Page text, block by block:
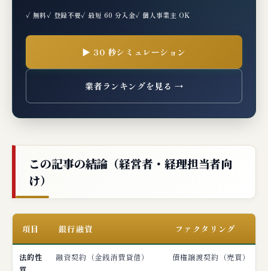
③ 担保・保証人不要
④ 売掛先の信用力で審査される
⑤ 返済義務がない
デメリット・利用前に必ず知っておきたい
リスク
② 違法業者の混在
③ 売掛先の信用力依存
【完全網羅】銀行融資を断られた事業者へ
の現実的選択肢
① 銀行融資NGの典型理由TOP10
② 銀行融資NG時の現実的選択肢7つ
✓ 無料✓ 登録不要✓ 最短 60 分入金✓ 個人事業主 OK
▶ 30 秒シミュレーション
業者ランキングを見る →
この記事の結論（経営者・経理担当者向
け）
項目 銀行融資 ファクタリング
法的性
融資契約（金銭消費貸借） 債権譲渡契約（売買）